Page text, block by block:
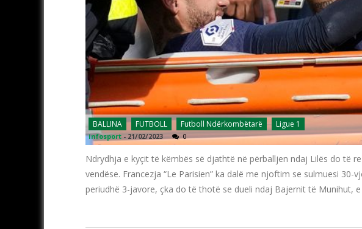
BALLINA FUTBOLL Futboll Ndërkombëtarë Ligue 1
infosport - 21/02/2023 0
Ndrydhja e kyçit të këmbës së djathtë në përballjen ndaj Lilës do të
vendëse. Francezja “Le Parisien” ka dalë me njoftim se sulmuesi
periudhë 3-javore, çka do të thotë se dueli ndaj Bajernit të Munihut,